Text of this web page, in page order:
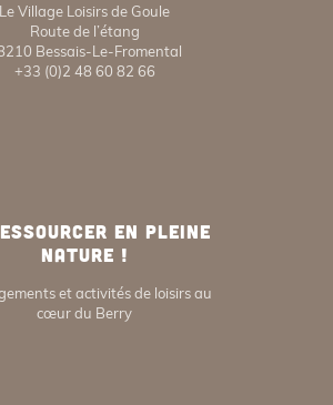
Le Village Loisirs de Goule
Route de l’étang
Bessais-Le-Fromental
+33 (0)2 48 60 82 66
EN PLEINE
NATURE !
et activités de loisirs au
cœur du Berry